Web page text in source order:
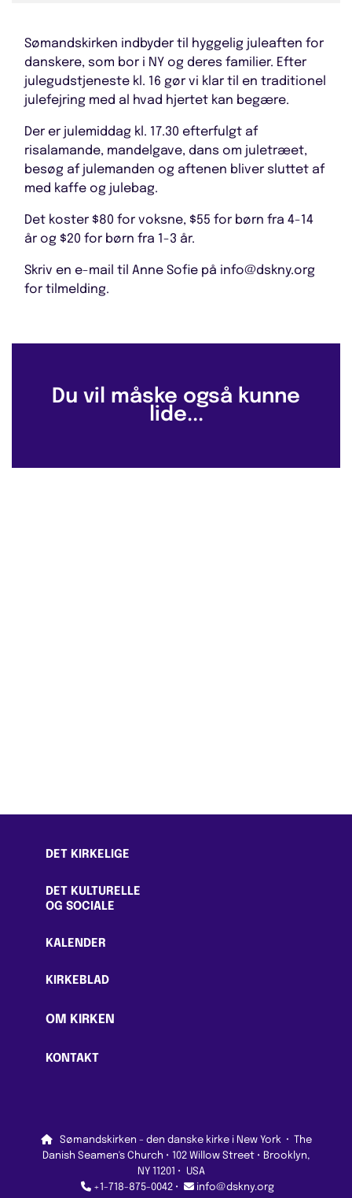
Sømandskirken indbyder til hyggelig juleaften for
danskere, som bor i NY og deres familier. Efter
julegudstjeneste kl. 16 gør vi klar til en traditionel
julefejring med al hvad hjertet kan begære.
Der er julemiddag kl. 17.30 efterfulgt af
risalamande, mandelgave, dans om juletræet,
besøg af julemanden og aftenen bliver sluttet af
med kaffe og julebag.
Det koster $80 for voksne, $55 for børn fra 4-14
år og $20 for børn fra 1-3 år.
Skriv en e-mail til Anne Sofie på info@dskny.org
for tilmelding.
Du vil måske også kunne
lide...
DET KIRKELIGE
DET KULTURELLE
OG SOCIALE
KALENDER
KIRKEBLAD
OM KIRKEN
KONTAKT
Sømandskirken - den danske kirke i New York · The
Danish Seamen's Church • 102 Willow Street • Brooklyn,
NY 11201 • USA
+1-718-875-0042 • info@dskny.org